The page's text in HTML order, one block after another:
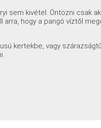
sem kivétel. Öntözni csak
arra, hogy a pangó víztől
kertekbe, vagy